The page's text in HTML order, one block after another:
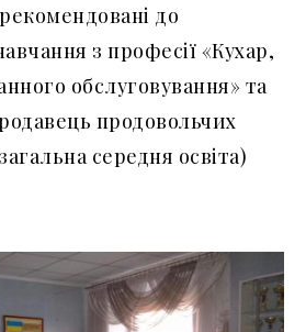
до
з професії «Кухар,
обслуговування» та
продовольчих
середня освіта)